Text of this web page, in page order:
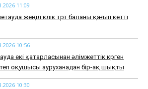
11:09
жеңіл көлік төрт баланы қағып кетті
10:56
екі қатарласынан әлімжеттік көрген
оқушысы ауруханадан бір-ақ шықты
10:30